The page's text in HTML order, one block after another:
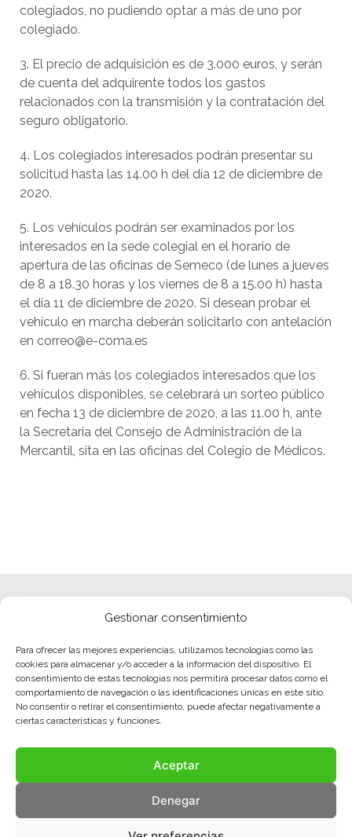
Gestionar consentimiento
Para ofrecer las mejores experiencias, utilizamos tecnologías como las
cookies para almacenar y/o acceder a la información del dispositivo. El
consentimiento de estas tecnologías nos permitirá procesar datos como el
comportamiento de navegación o las identificaciones únicas en este sitio.
No consentir o retirar el consentimiento, puede afectar negativamente a
ciertas características y funciones.
Aceptar
Denegar
colegiados, no pudiendo optar a más de uno por
colegiado.
3. El precio de adquisición es de 3.000 euros, y serán
de cuenta del adquirente todos los gastos
relacionados con la transmisión y la contratación del
seguro obligatorio.
4. Los colegiados interesados podrán presentar su
solicitud hasta las 14.00 h del día 12 de diciembre de
2020.
5. Los vehículos podrán ser examinados por los
interesados en la sede colegial en el horario de
apertura de las oficinas de Semeco (de lunes a jueves
de 8 a 18.30 horas y los viernes de 8 a 15.00 h) hasta
el día 11 de diciembre de 2020. Si desean probar el
vehículo en marcha deberán solicitarlo con antelación
en correo@e-coma.es
6. Si fueran más los colegiados interesados que los
vehículos disponibles, se celebrará un sorteo público
en fecha 13 de diciembre de 2020, a las 11.00 h, ante
la Secretaria del Consejo de Administración de la
Mercantil, sita en las oficinas del Colegio de Médicos.